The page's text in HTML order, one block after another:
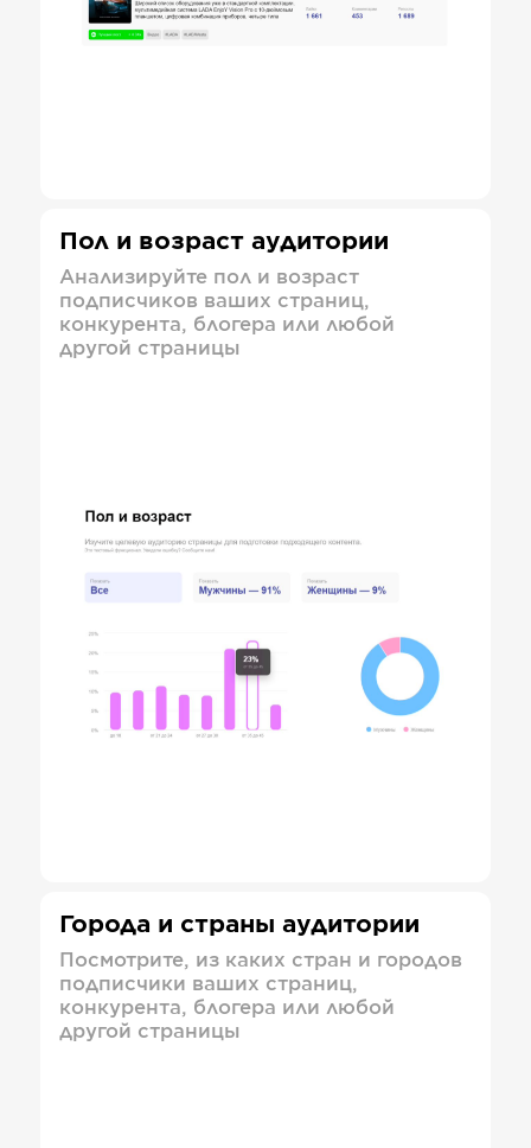
Пол и возраст аудитории
Анализируйте пол и возраст
подписчиков ваших страниц,
конкурента, блогера или любой
другой страницы
Города и страны аудитории
Посмотрите, из каких стран и городов
подписчики ваших страниц,
конкурента, блогера или любой
другой страницы